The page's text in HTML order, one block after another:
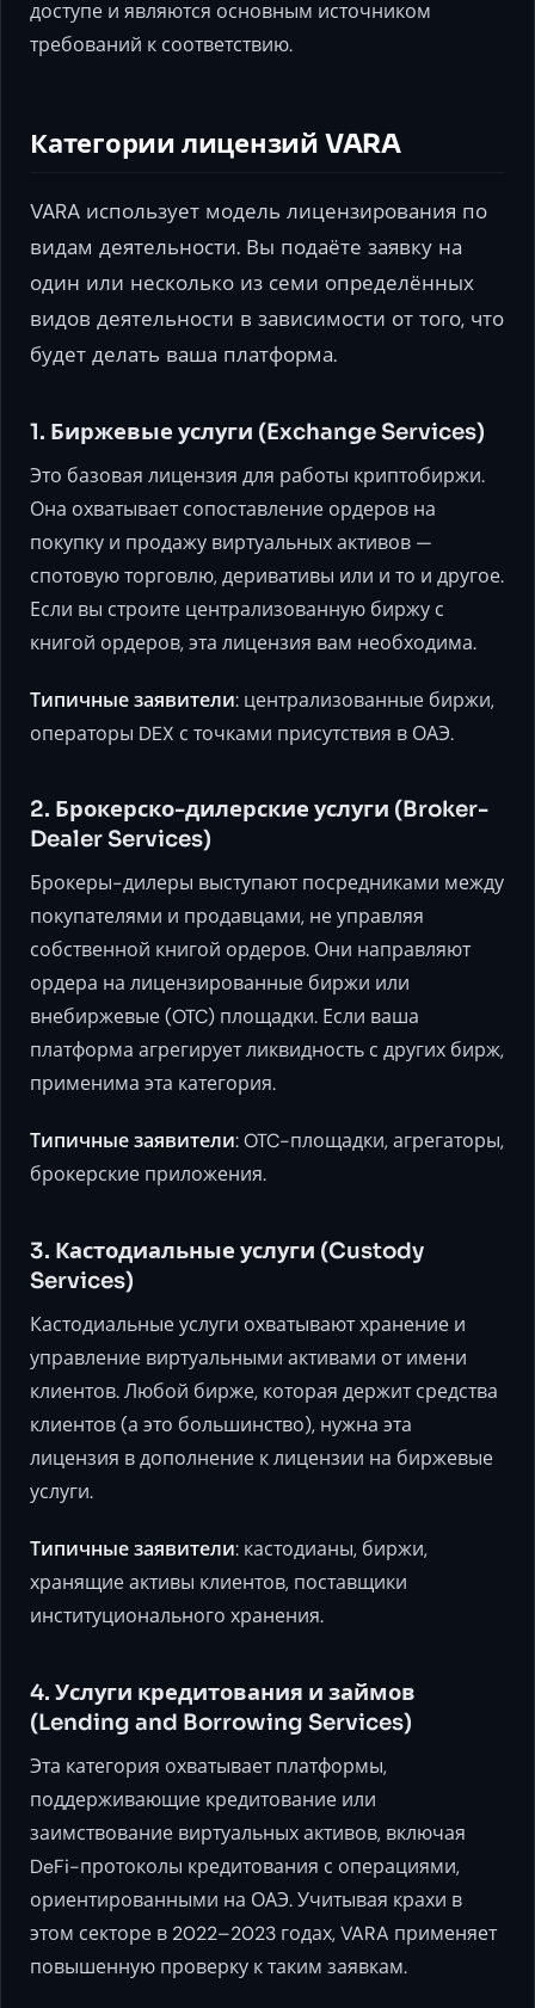
доступе и являются основным источником
требований к соответствию.
Категории лицензий VARA
VARA использует модель лицензирования по
видам деятельности. Вы подаёте заявку на
один или несколько из семи определённых
видов деятельности в зависимости от того, что
будет делать ваша платформа.
1. Биржевые услуги (Exchange Services)
Это базовая лицензия для работы криптобиржи.
Она охватывает сопоставление ордеров на
покупку и продажу виртуальных активов —
спотовую торговлю, деривативы или и то и другое.
Если вы строите централизованную биржу с
книгой ордеров, эта лицензия вам необходима.
Типичные заявители: централизованные биржи,
операторы DEX с точками присутствия в ОАЭ.
2. Брокерско-дилерские услуги (Broker-
Dealer Services)
Брокеры-дилеры выступают посредниками между
покупателями и продавцами, не управляя
собственной книгой ордеров. Они направляют
ордера на лицензированные биржи или
внебиржевые (OTC) площадки. Если ваша
платформа агрегирует ликвидность с других бирж,
применима эта категория.
Типичные заявители: OTC-площадки, агрегаторы,
брокерские приложения.
3. Кастодиальные услуги (Custody
Services)
Кастодиальные услуги охватывают хранение и
управление виртуальными активами от имени
клиентов. Любой бирже, которая держит средства
клиентов (а это большинство), нужна эта
лицензия в дополнение к лицензии на биржевые
услуги.
Типичные заявители: кастодианы, биржи,
хранящие активы клиентов, поставщики
институционального хранения.
4. Услуги кредитования и займов
(Lending and Borrowing Services)
Эта категория охватывает платформы,
поддерживающие кредитование или
заимствование виртуальных активов, включая
DeFi-протоколы кредитования с операциями,
ориентированными на ОАЭ. Учитывая крахи в
этом секторе в 2022–2023 годах, VARA применяет
повышенную проверку к таким заявкам.